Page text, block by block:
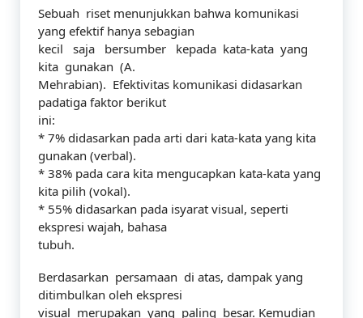
Sebuah riset menunjukkan bahwa komunikasi
yang efektif hanya sebagian
kecil saja bersumber kepada kata-kata yang
kita gunakan (A.
Mehrabian). Efektivitas komunikasi didasarkan
padatiga faktor berikut
ini:
* 7% didasarkan pada arti dari kata-kata yang kita
gunakan (verbal).
* 38% pada cara kita mengucapkan kata-kata yang
kita pilih (vokal).
* 55% didasarkan pada isyarat visual, seperti
ekspresi wajah, bahasa
tubuh.
Berdasarkan persamaan di atas, dampak yang
ditimbulkan oleh ekspresi
visual merupakan yang paling besar. Kemudian